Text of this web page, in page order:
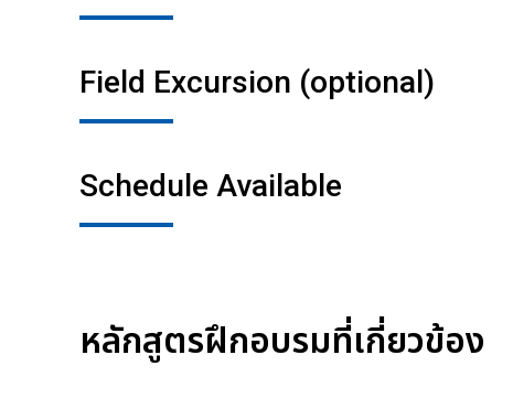
Field Excursion (optional)
Schedule Available
หลักสูตรฝึกอบรมที่เกี่ยวข้อง